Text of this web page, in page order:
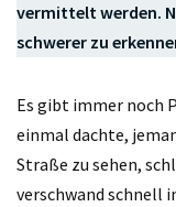
vermittelt werden.
schwerer zu
Es gibt immer noch
einmal dachte,
Straße zu sehen,
verschwand schnell